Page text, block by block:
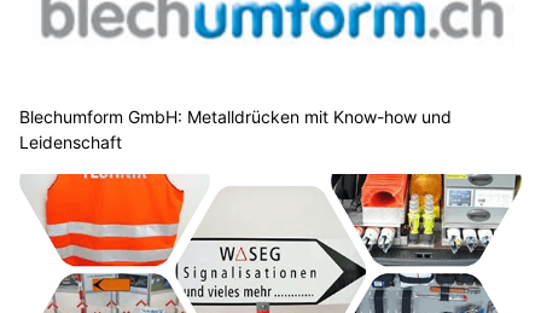
Blechumform GmbH: Metalldrücken mit Know-how und
Leidenschaft